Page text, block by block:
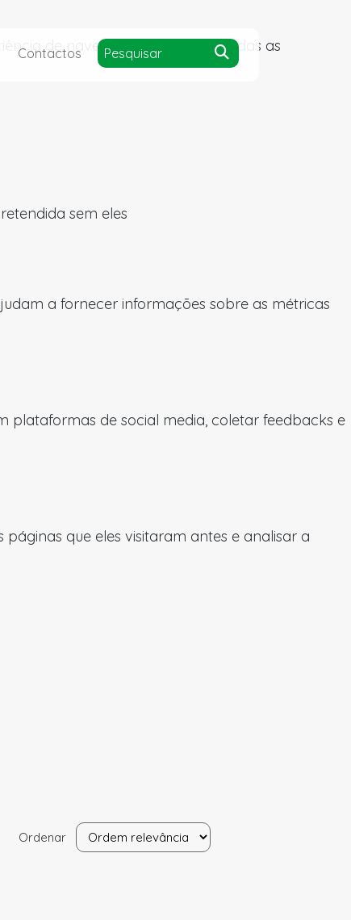
de navegação e acesso a todas as
sem eles
a fornecer informações sobre as métricas
plataformas de social media, coletar feedbacks e
que eles visitaram antes e analisar a
Contactos
Ordenar